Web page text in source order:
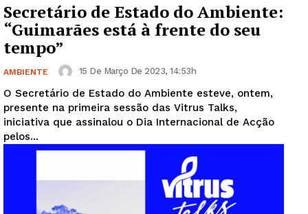
Secretário de Estado do Ambiente:
“Guimarães está à frente do seu
tempo”
AMBIENTE 15 De Março De 2023, 14:53h
O Secretário de Estado do Ambiente esteve, ontem,
presente na primeira sessão das Vitrus Talks,
iniciativa que assinalou o Dia Internacional de Acção
pelos...